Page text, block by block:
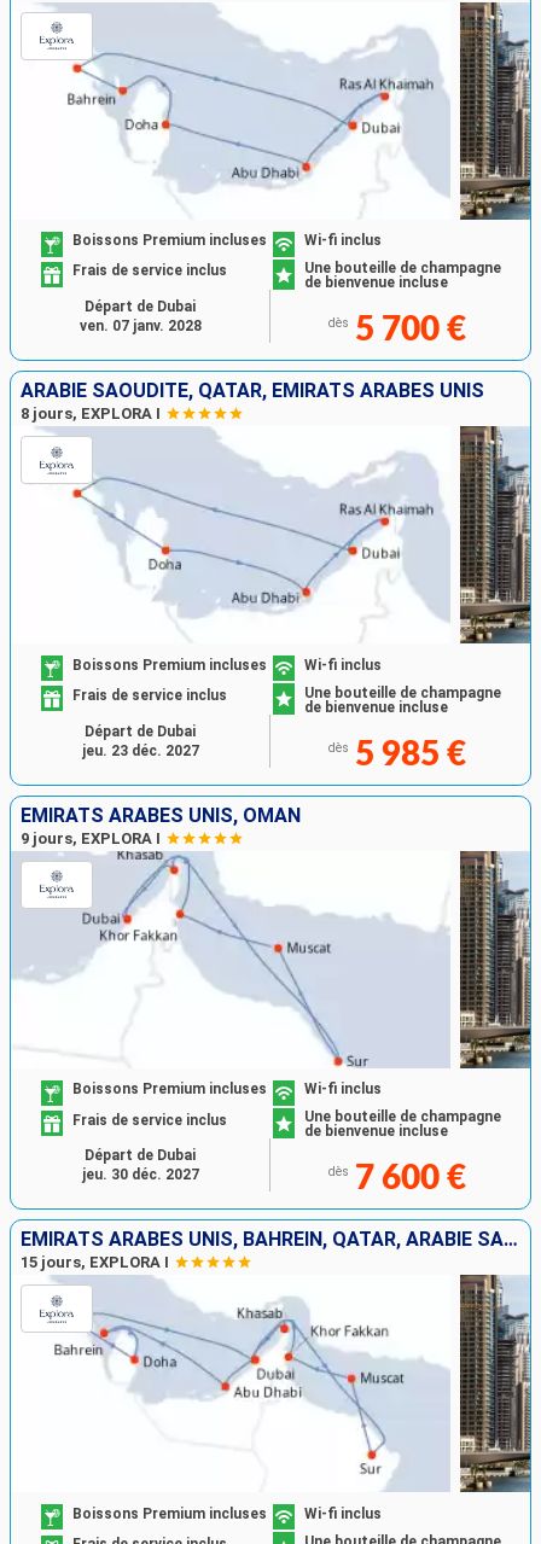
Boissons Premium incluses
Wi-fi inclus
Frais de service inclus
Une bouteille de champagne
de bienvenue incluse
dès 5 700 €
Départ de Dubai
ven. 07 janv. 2028
ARABIE SAOUDITE, QATAR, EMIRATS ARABES UNIS
8 jours, EXPLORA I
Boissons Premium incluses
Wi-fi inclus
Frais de service inclus
Une bouteille de champagne
de bienvenue incluse
dès 5 985 €
Départ de Dubai
jeu. 23 déc. 2027
EMIRATS ARABES UNIS, OMAN
9 jours, EXPLORA I
Boissons Premium incluses
Wi-fi inclus
Frais de service inclus
Une bouteille de champagne
de bienvenue incluse
dès 7 600 €
Départ de Dubai
jeu. 30 déc. 2027
EMIRATS ARABES UNIS, BAHREIN, QATAR, ARABIE SAOUDITE, OMAN
15 jours, EXPLORA I
Boissons Premium incluses
Wi-fi inclus